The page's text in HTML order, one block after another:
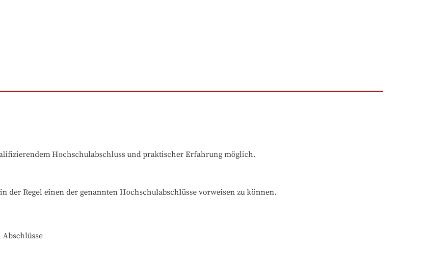
Hochschulabschluss und praktischer Erfahrung möglich.
der Regel einen der genannten Hochschulabschlüsse vorweisen zu können.